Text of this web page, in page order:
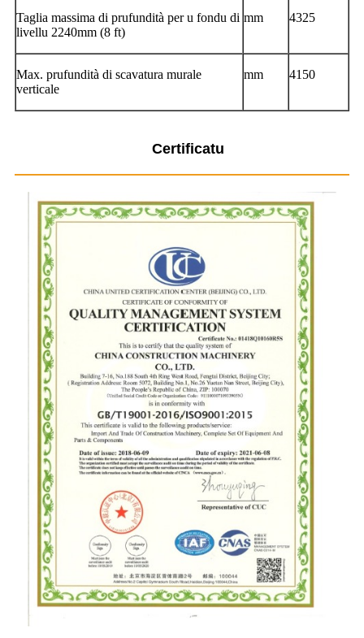
Taglia massima di prufundità per u fondu di
livellu 2240mm (8 ft)
mm 4325
Max. prufundità di scavatura murale
verticale
mm 4150
Certificatu